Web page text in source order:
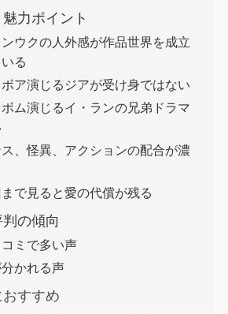
力ポイント
ウクの人外感が作品世界を成立
る
ア演じるジアが受け身ではない
ム演じるイ・ランの兄弟ドラマ
ス、怪異、アクションの配合が濃
で見ると愛の代償が残る
の傾向
ミで多い声
かれる声
すすめ